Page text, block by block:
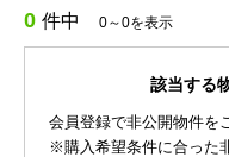
0 件中 0～0を表示
該当する
会員登録で非公開物件を
※購入希望条件に合った